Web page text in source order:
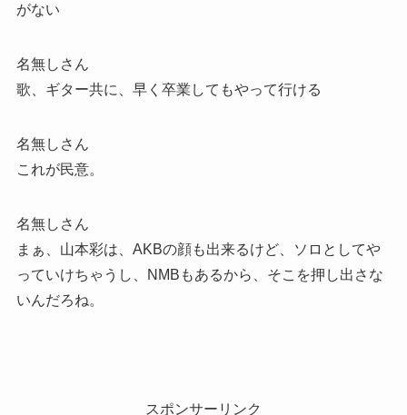
がない
名無しさん
歌、ギター共に、早く卒業してもやって行ける
名無しさん
これが民意。
名無しさん
まぁ、山本彩は、AKBの顔も出来るけど、ソロとしてや
っていけちゃうし、NMBもあるから、そこを押し出さな
いんだろね。
スポンサーリンク